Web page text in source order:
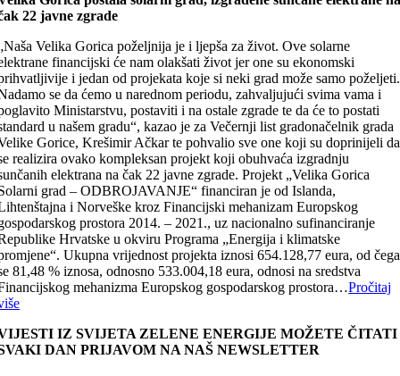
22 javne zgrade
Velika Gorica poželjnija je i ljepša za život. Ove solarne
financijski će nam olakšati život jer one su ekonomski
i jedan od projekata koje si neki grad može samo poželjeti.
se da ćemo u narednom periodu, zahvaljujući svima vama i
Ministarstvu, postaviti i na ostale zgrade te da će to postati
u našem gradu“, kazao je za Večernji list gradonačelnik grada
Gorice, Krešimir Ačkar te pohvalio sve one koji su doprinijeli da
realizira ovako kompleksan projekt koji obuhvaća izgradnju
elektrana na čak 22 javne zgrade. Projekt „Velika Gorica
grad – ODBROJAVANJE“ financiran je od Islanda,
i Norveške kroz Financijski mehanizam Europskog
prostora 2014. – 2021., uz nacionalno sufinanciranje
Hrvatske u okviru Programa „Energija i klimatske
Ukupna vrijednost projekta iznosi 654.128,77 eura, od čega
81,48 % iznosa, odnosno 533.004,18 eura, odnosi na sredstva
mehanizma Europskog gospodarskog prostora…Pročitaj
IZ SVIJETA ZELENE ENERGIJE MOŽETE ČITATI
DAN PRIJAVOM NA NAŠ NEWSLETTER